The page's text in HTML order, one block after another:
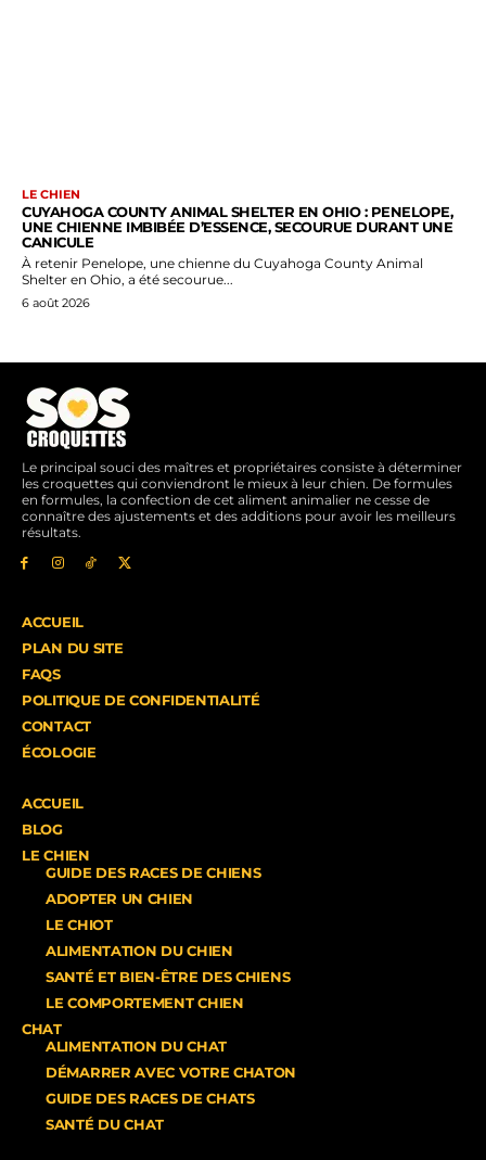
LE CHIEN
CUYAHOGA COUNTY ANIMAL SHELTER EN OHIO : PENELOPE,
UNE CHIENNE IMBIBÉE D’ESSENCE, SECOURUE DURANT UNE
CANICULE
À retenir Penelope, une chienne du Cuyahoga County Animal
Shelter en Ohio, a été secourue...
6 août 2026
Le principal souci des maîtres et propriétaires consiste à déterminer
les croquettes qui conviendront le mieux à leur chien. De formules
en formules, la confection de cet aliment animalier ne cesse de
connaître des ajustements et des additions pour avoir les meilleurs
résultats.
ACCUEIL
PLAN DU SITE
FAQS
POLITIQUE DE CONFIDENTIALITÉ
CONTACT
ÉCOLOGIE
ACCUEIL
BLOG
LE CHIEN
GUIDE DES RACES DE CHIENS
ADOPTER UN CHIEN
LE CHIOT
ALIMENTATION DU CHIEN
SANTÉ ET BIEN-ÊTRE DES CHIENS
LE COMPORTEMENT CHIEN
CHAT
ALIMENTATION DU CHAT
DÉMARRER AVEC VOTRE CHATON
GUIDE DES RACES DE CHATS
SANTÉ DU CHAT